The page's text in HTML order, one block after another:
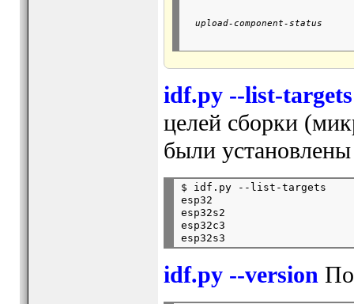
upload-component-status
idf.py --list-targets
целей сборки
были
$ idf.py --list-targets
esp32
esp32s2
esp32c3
idf.py --version